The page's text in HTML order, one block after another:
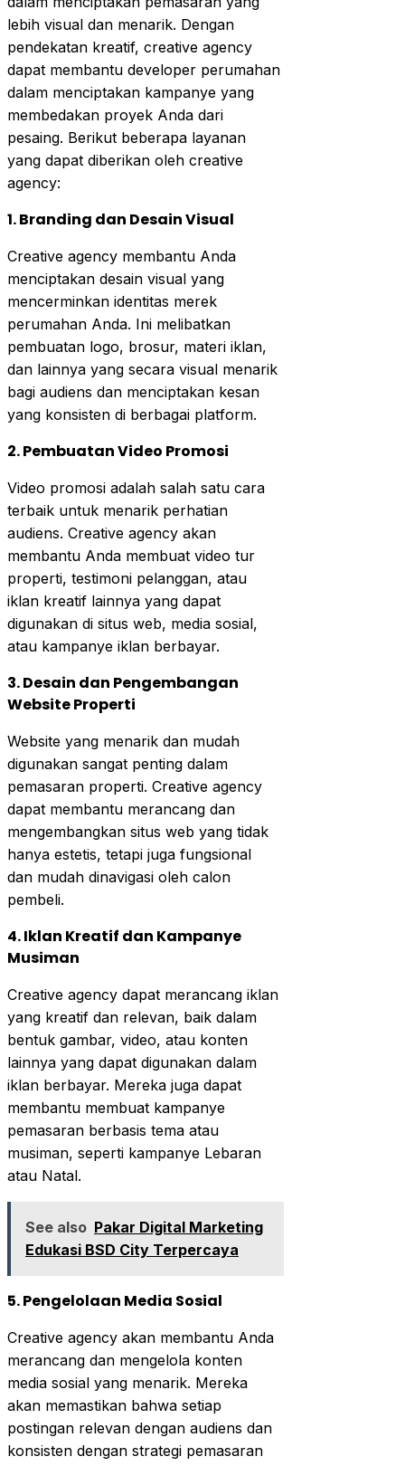
lebih visual dan menarik. Dengan
pendekatan kreatif, creative agency
dapat membantu developer perumahan
dalam menciptakan kampanye yang
membedakan proyek Anda dari
pesaing. Berikut beberapa layanan
yang dapat diberikan oleh creative
agency:
1. Branding dan Desain Visual
Creative agency membantu Anda
menciptakan desain visual yang
mencerminkan identitas merek
perumahan Anda. Ini melibatkan
pembuatan logo, brosur, materi iklan,
dan lainnya yang secara visual menarik
bagi audiens dan menciptakan kesan
yang konsisten di berbagai platform.
2. Pembuatan Video Promosi
Video promosi adalah salah satu cara
terbaik untuk menarik perhatian
audiens. Creative agency akan
membantu Anda membuat video tur
properti, testimoni pelanggan, atau
iklan kreatif lainnya yang dapat
digunakan di situs web, media sosial,
atau kampanye iklan berbayar.
3. Desain dan Pengembangan
Website Properti
Website yang menarik dan mudah
digunakan sangat penting dalam
pemasaran properti. Creative agency
dapat membantu merancang dan
mengembangkan situs web yang tidak
hanya estetis, tetapi juga fungsional
dan mudah dinavigasi oleh calon
pembeli.
4. Iklan Kreatif dan Kampanye
Musiman
Creative agency dapat merancang iklan
yang kreatif dan relevan, baik dalam
bentuk gambar, video, atau konten
lainnya yang dapat digunakan dalam
iklan berbayar. Mereka juga dapat
membantu membuat kampanye
pemasaran berbasis tema atau
musiman, seperti kampanye Lebaran
atau Natal.
See also Pakar Digital Marketing
Edukasi BSD City Terpercaya
5. Pengelolaan Media Sosial
Creative agency akan membantu Anda
merancang dan mengelola konten
media sosial yang menarik. Mereka
akan memastikan bahwa setiap
postingan relevan dengan audiens dan
konsisten dengan strategi pemasaran